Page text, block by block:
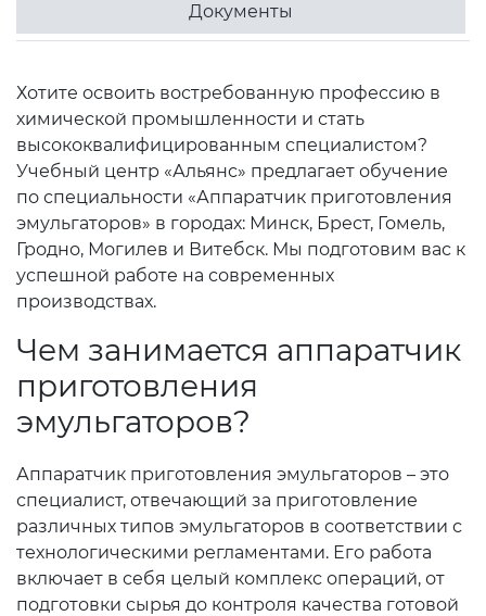
Документы
Хотите освоить востребованную профессию в
химической промышленности и стать
высококвалифицированным специалистом?
Учебный центр «Альянс» предлагает обучение
по специальности «Аппаратчик приготовления
эмульгаторов» в городах: Минск, Брест, Гомель,
Гродно, Могилев и Витебск. Мы подготовим вас к
успешной работе на современных
производствах.
Чем занимается аппаратчик
приготовления
эмульгаторов?
Аппаратчик приготовления эмульгаторов – это
специалист, отвечающий за приготовление
различных типов эмульгаторов в соответствии с
технологическими регламентами. Его работа
включает в себя целый комплекс операций, от
подготовки сырья до контроля качества готовой